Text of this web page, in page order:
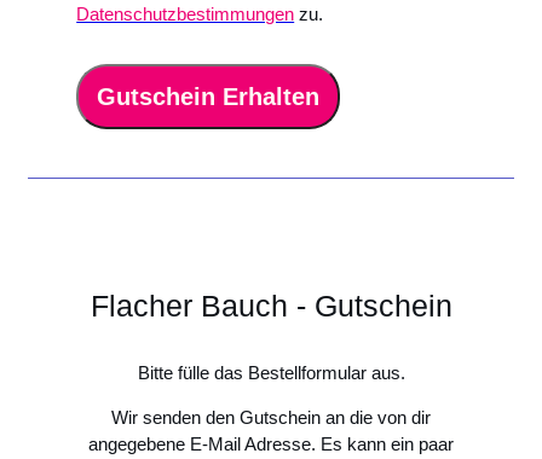
Datenschutzbestimmungen zu.
Gutschein Erhalten
Flacher Bauch - Gutschein
Bitte fülle das Bestellformular aus.
Wir senden den Gutschein an die von dir
angegebene E-Mail Adresse. Es kann ein paar